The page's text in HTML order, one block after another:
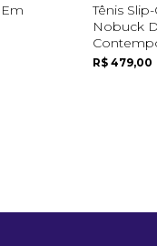
Tênis
Nobuck
R$ 479,00